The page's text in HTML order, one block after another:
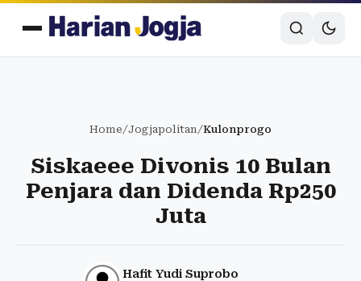
Home/Jogjapolitan/Kulonprogo
Siskaeee Divonis 10 Bulan
Penjara dan Didenda Rp250
Juta
Hafit Yudi Suprobo